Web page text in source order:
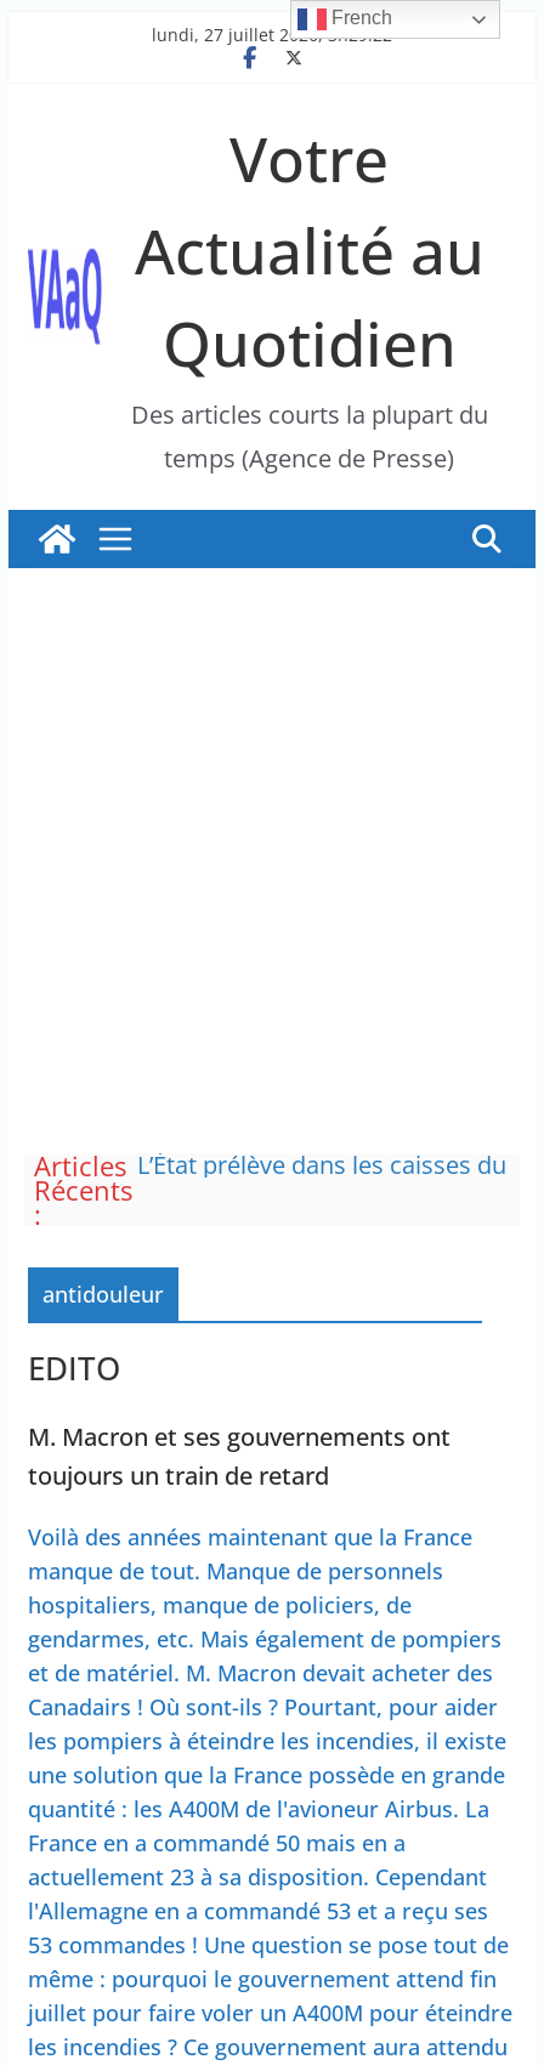
lundi, 27 juillet 2026, 3h29:22
Votre
Actualité au
Quotidien
Des articles courts la plupart du
temps (Agence de Presse)
Articles
Récents
:
La France insoumise exprime
ses choix politiques.
L’État prélève dans les caisses du
régime d’assurance chômage
Normandie ont été inscrites au
patrimoine mondial de l’Unesco
Des pompiers venus de
ont été mobilisés pour
combattre l’incendie en Gironde
antidouleur
EDITO
M. Macron et ses gouvernements ont
toujours un train de retard
Voilà des années maintenant que la France
manque de tout. Manque de personnels
hospitaliers, manque de policiers, de
gendarmes, etc. Mais également de pompiers
et de matériel. M. Macron devait acheter des
Canadairs ! Où sont-ils ? Pourtant, pour aider
les pompiers à éteindre les incendies, il existe
une solution que la France possède en grande
quantité : les A400M de l'avioneur Airbus. La
France en a commandé 50 mais en a
actuellement 23 à sa disposition. Cependant
l'Allemagne en a commandé 53 et a reçu ses
53 commandes ! Une question se pose tout de
même : pourquoi le gouvernement attend fin
juillet pour faire voler un A400M pour éteindre
les incendies ? Ce gouvernement aura attendu
French